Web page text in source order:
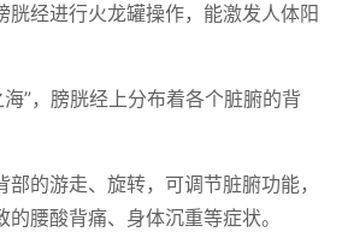
胱经进行火龙罐操作，能激发人体阳
”，膀胱经上分布着各个脏腑的背
部的游走、旋转，可调节脏腑功能，
腰酸背痛、身体沉重等症状。